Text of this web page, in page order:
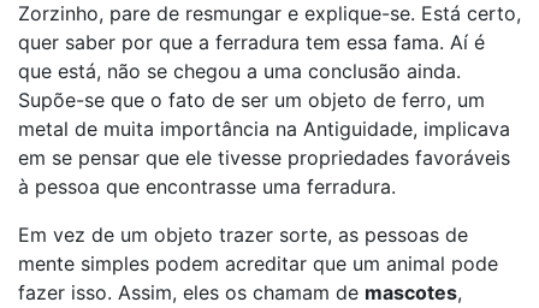
Zorzinho, pare de resmungar e explique-se. Está certo,
quer saber por que a ferradura tem essa fama. Aí é
que está, não se chegou a uma conclusão ainda.
Supõe-se que o fato de ser um objeto de ferro, um
metal de muita importância na Antiguidade, implicava
em se pensar que ele tivesse propriedades favoráveis
à pessoa que encontrasse uma ferradura.
Em vez de um objeto trazer sorte, as pessoas de
mente simples podem acreditar que um animal pode
fazer isso. Assim, eles os chamam de mascotes,